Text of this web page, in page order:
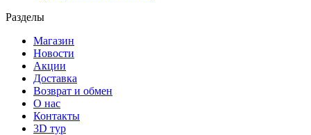
Разделы
Магазин
Новости
Акции
Доставка
Возврат и обмен
О нас
Контакты
3D тур